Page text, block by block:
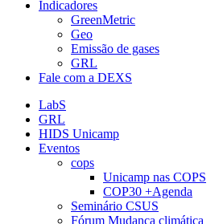
Indicadores
GreenMetric
Geo
Emissão de gases
GRL
Fale com a DEXS
LabS
GRL
HIDS Unicamp
Eventos
cops
Unicamp nas COPS
COP30 +Agenda
Seminário CSUS
Fórum Mudança climática